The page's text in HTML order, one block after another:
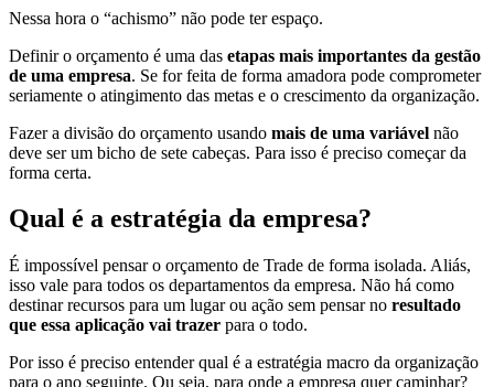
Nessa hora o “achismo” não pode ter espaço.
Definir o orçamento é uma das etapas mais importantes da gestão
de uma empresa. Se for feita de forma amadora pode comprometer
seriamente o atingimento das metas e o crescimento da organização.
Fazer a divisão do orçamento usando mais de uma variável não
deve ser um bicho de sete cabeças. Para isso é preciso começar da
forma certa.
Qual é a estratégia da empresa?
É impossível pensar o orçamento de Trade de forma isolada. Aliás,
isso vale para todos os departamentos da empresa. Não há como
destinar recursos para um lugar ou ação sem pensar no resultado
que essa aplicação vai trazer para o todo.
Por isso é preciso entender qual é a estratégia macro da organização
para o ano seguinte. Ou seja, para onde a empresa quer caminhar?